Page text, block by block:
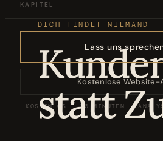
KAPITEL
01 Angebote
Bücher
Podcasts
Lass uns
Kostenlose Website-
KOSTENLOS · 20 MINUTEN ·
DICH FINDET NIEMAND —
statt